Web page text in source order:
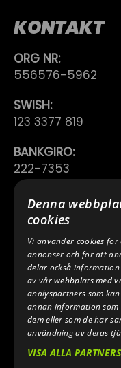
KONTAKT
ORG NR:
556576-5962
SWISH:
123 3377 819
BANKGIRO:
222-7353
TELEFON:
0640 200 50
E-POST:
ÅNGRA MITT KÖP
Denna
cookies
Vi använder cookies
annonser och för att
delar också
av vår webbplats med
analyspartners som
annan information
dem eller som de har
användning av deras
VISA ALLA PARTNERS